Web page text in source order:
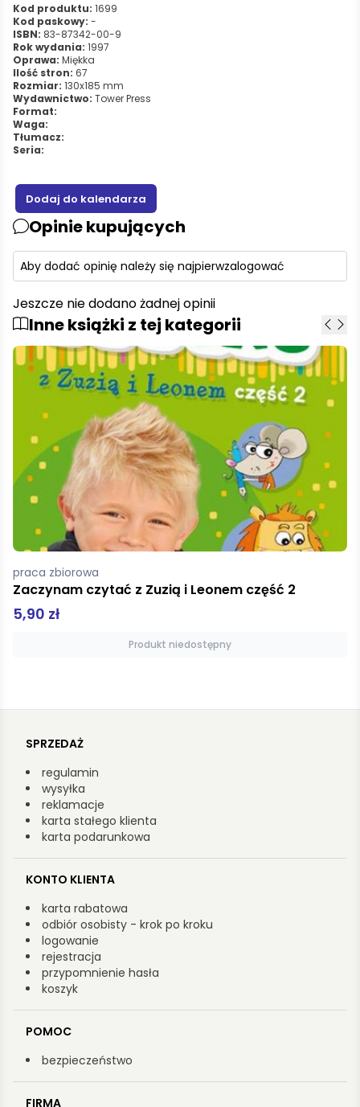
Kod produktu: 1699
Kod paskowy: -
ISBN: 83-87342-00-9
Rok wydania: 1997
Oprawa: Miękka
Ilość stron: 67
Rozmiar: 130x185 mm
Wydawnictwo: Tower Press
Format:
Waga:
Tłumacz:
Seria:
Opinie kupujących
Aby dodać opinię należy się najpierwzalogować
Jeszcze nie dodano żadnej opinii
Inne książki z tej kategorii
praca zbiorowa
Zaczynam czytać z Zuzią i Leonem część 2
5,90 zł
Produkt niedostępny
SPRZEDAŻ
regulamin
wysyłka
reklamacje
karta stałego klienta
karta podarunkowa
KONTO KLIENTA
karta rabatowa
odbiór osobisty - krok po kroku
logowanie
rejestracja
przypomnienie hasła
koszyk
POMOC
bezpieczeństwo
FIRMA